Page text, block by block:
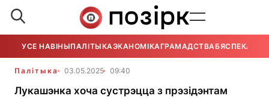
УСЕ НАВІНЫПАЛІТЫКАЭКАНОМІКАГРАМАДСТВАБЯСПЕКА
Палітыка 03.05.2025 09:40
Лукашэнка хоча сустрэцца з прэзідэнтам